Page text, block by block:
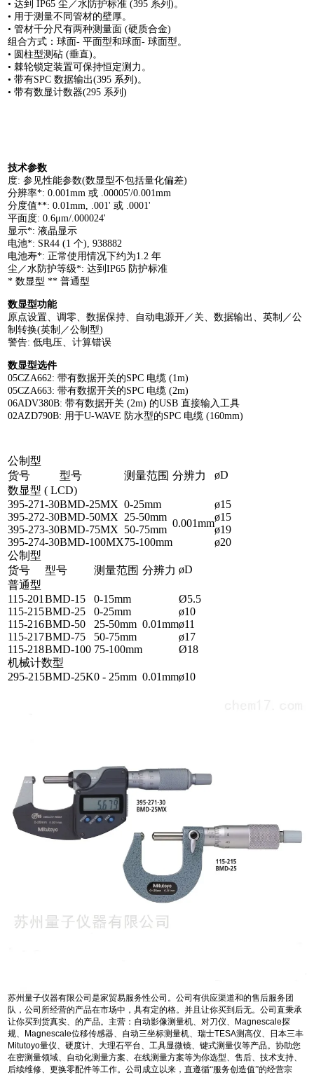
• 达到 IP65 尘／水防护标准 (395 系列)。
• 用于测量不同管材的壁厚。
• 管材千分尺有两种测量面 (硬质合金)
组合方式：球面- 平面型和球面- 球面型。
• 圆柱型测砧 (垂直)。
• 棘轮锁定装置可保持恒定测力。
• 带有SPC 数据输出(395 系列)。
• 带有数显计数器(295 系列)
技术参数
度: 参见性能参数(数显型不包括量化偏差)
分辨率*: 0.001mm 或 .00005'/0.001mm
分度值**: 0.01mm, .001' 或 .0001'
平面度: 0.6μm/.000024'
显示*: 液晶显示
电池*: SR44 (1 个), 938882
电池寿*: 正常使用情况下约为1.2 年
尘／水防护等级*: 达到IP65 防护标准
* 数显型 ** 普通型
数显型功能
原点设置、调零、数据保持、自动电源开／关、数据输出、英制／公
制转换(英制／公制型)
警告: 低电压、计算错误
数显型选件
05CZA662: 带有数据开关的SPC 电缆 (1m)
05CZA663: 带有数据开关的SPC 电缆 (2m)
06ADV380B: 带有数据开关 (2m) 的USB 直接输入工具
02AZD790B: 用于U-WAVE 防水型的SPC 电缆 (160mm)
公制型
货号
型号 测量范围 分辨力
øD
数显型 ( LCD)
395-271-30BMD-25MX 0-25mm
0.001mm
ø15
395-272-30BMD-50MX 25-50mm
ø15
395-273-30BMD-75MX 50-75mm
ø19
395-274-30BMD-100MX75-100mm
ø20
公制型
货号
型号 测量范围 分辨力 øD
普通型
115-201 BMD-15 0-15mm
0.01mm
Ø5.5
115-215BMD-25 0-25mm
ø10
115-216BMD-50 25-50mm
ø11
115-217BMD-75 50-75mm
ø17
115-218BMD-100 75-100mm
Ø18
机械计数型
295-215BMD-25K0 - 25mm 0.01mmø10
苏州量子仪器有限公司是家贸易服务性公司。公司有供应渠道和的售后服务团
队，公司所经营的产品在市场中，具有定的格。并且让你买到后无。公司直秉承
让你买到货真实、的产品。主营：自动影像测量机、对刀仪、 Magnescale探
规、 Magnescale位移传感器、自动三坐标测量机、瑞士TESA测高仪、日本三丰
Mitutoyo量仪、硬度计、大理石平台、工具显微镜、键式测量仪等产品。协助您
在密测量领域、自动化测量方案、在线测量方案等为你选型、售后、技术支持、
后续维修、更换零配件等工作。公司成立以来，直遵循“服务创造值”的经营宗